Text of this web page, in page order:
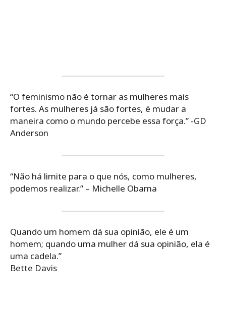
“O feminismo não é tornar as mulheres mais
fortes. As mulheres já são fortes, é mudar a
maneira como o mundo percebe essa força.” -GD
Anderson
“Não há limite para o que nós, como mulheres,
podemos realizar.” – Michelle Obama
Quando um homem dá sua opinião, ele é um
homem; quando uma mulher dá sua opinião, ela é
uma cadela.”
Bette Davis